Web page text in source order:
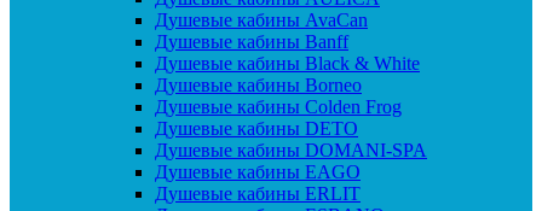
Душевые кабины AvaCan
Душевые кабины Banff
Душевые кабины Black & White
Душевые кабины Borneo
Душевые кабины Colden Frog
Душевые кабины DETO
Душевые кабины DOMANI-SPA
Душевые кабины EAGO
Душевые кабины ERLIT